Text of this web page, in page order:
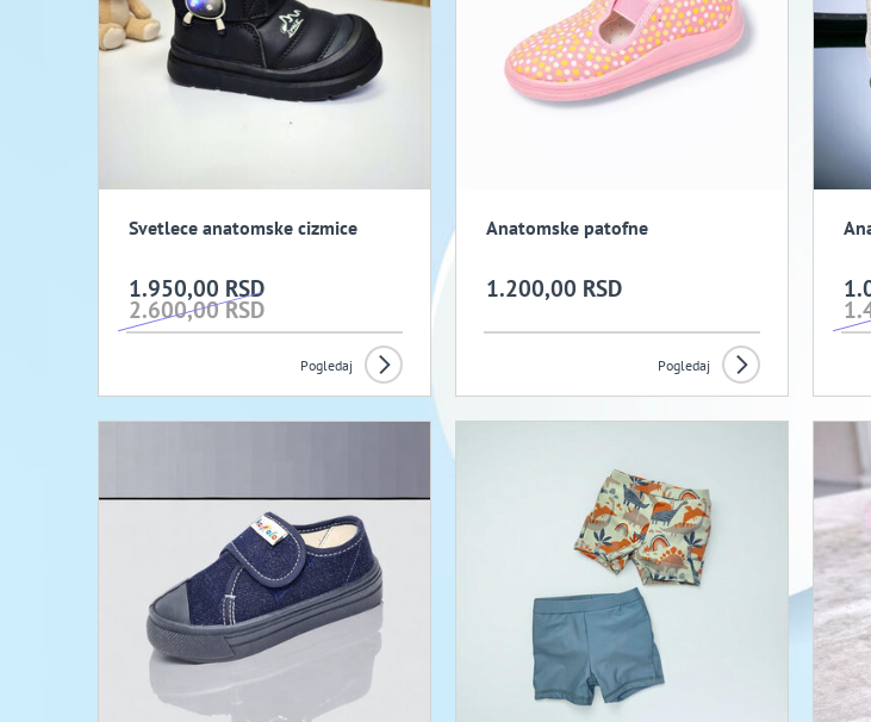
Svetlece anatomske cizmice
1.950,00 RSD
2.600,00 RSD
Pogledaj
Anatomske patofne
1.200,00 RSD
Pogledaj